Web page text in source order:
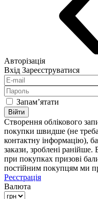
Авторізація
Вхід Зареєструватися
Запам’ятати
Війти
Створення облікового
покупки швидше (не треба
контактну інформацію),
закази, зроблені
при покупках призові
постійним покупцям ми
Реєстрація
Валюта